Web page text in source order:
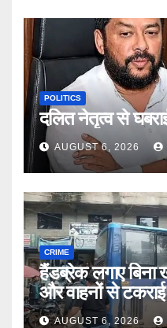
POLITICS
दलित नेतृत्व से
AUGUST 6, 2026
CRIME
हैंडब्रेक लगाए बिना
और वाहनों से टकराई
AUGUST 6, 2026